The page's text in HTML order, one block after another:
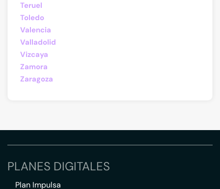
Teruel
Toledo
Valencia
Valladolid
Vizcaya
Zamora
Zaragoza
PLANES DIGITALES
Plan Impulsa